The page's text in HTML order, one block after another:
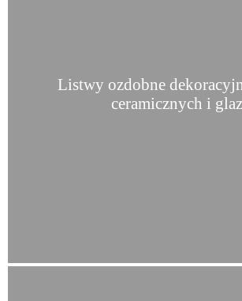
Listwy ozdobne
ceramicznych i